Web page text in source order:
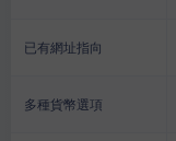
已有網址指向
多種貨幣選項